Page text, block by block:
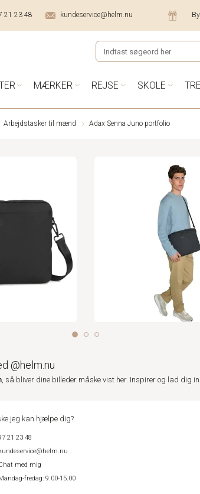
21 23 48 kundeservice@helm.nu
MÆRKER REJSE SKOLE
Arbejdstasker til mænd Adax Senna Juno portfolio
@helm.nu
, så bliver dine billeder måske vist her. Inspirer og lad dig
jeg kan hjælpe dig?
21 23 48
med mig
fredag: 9.00-15.00